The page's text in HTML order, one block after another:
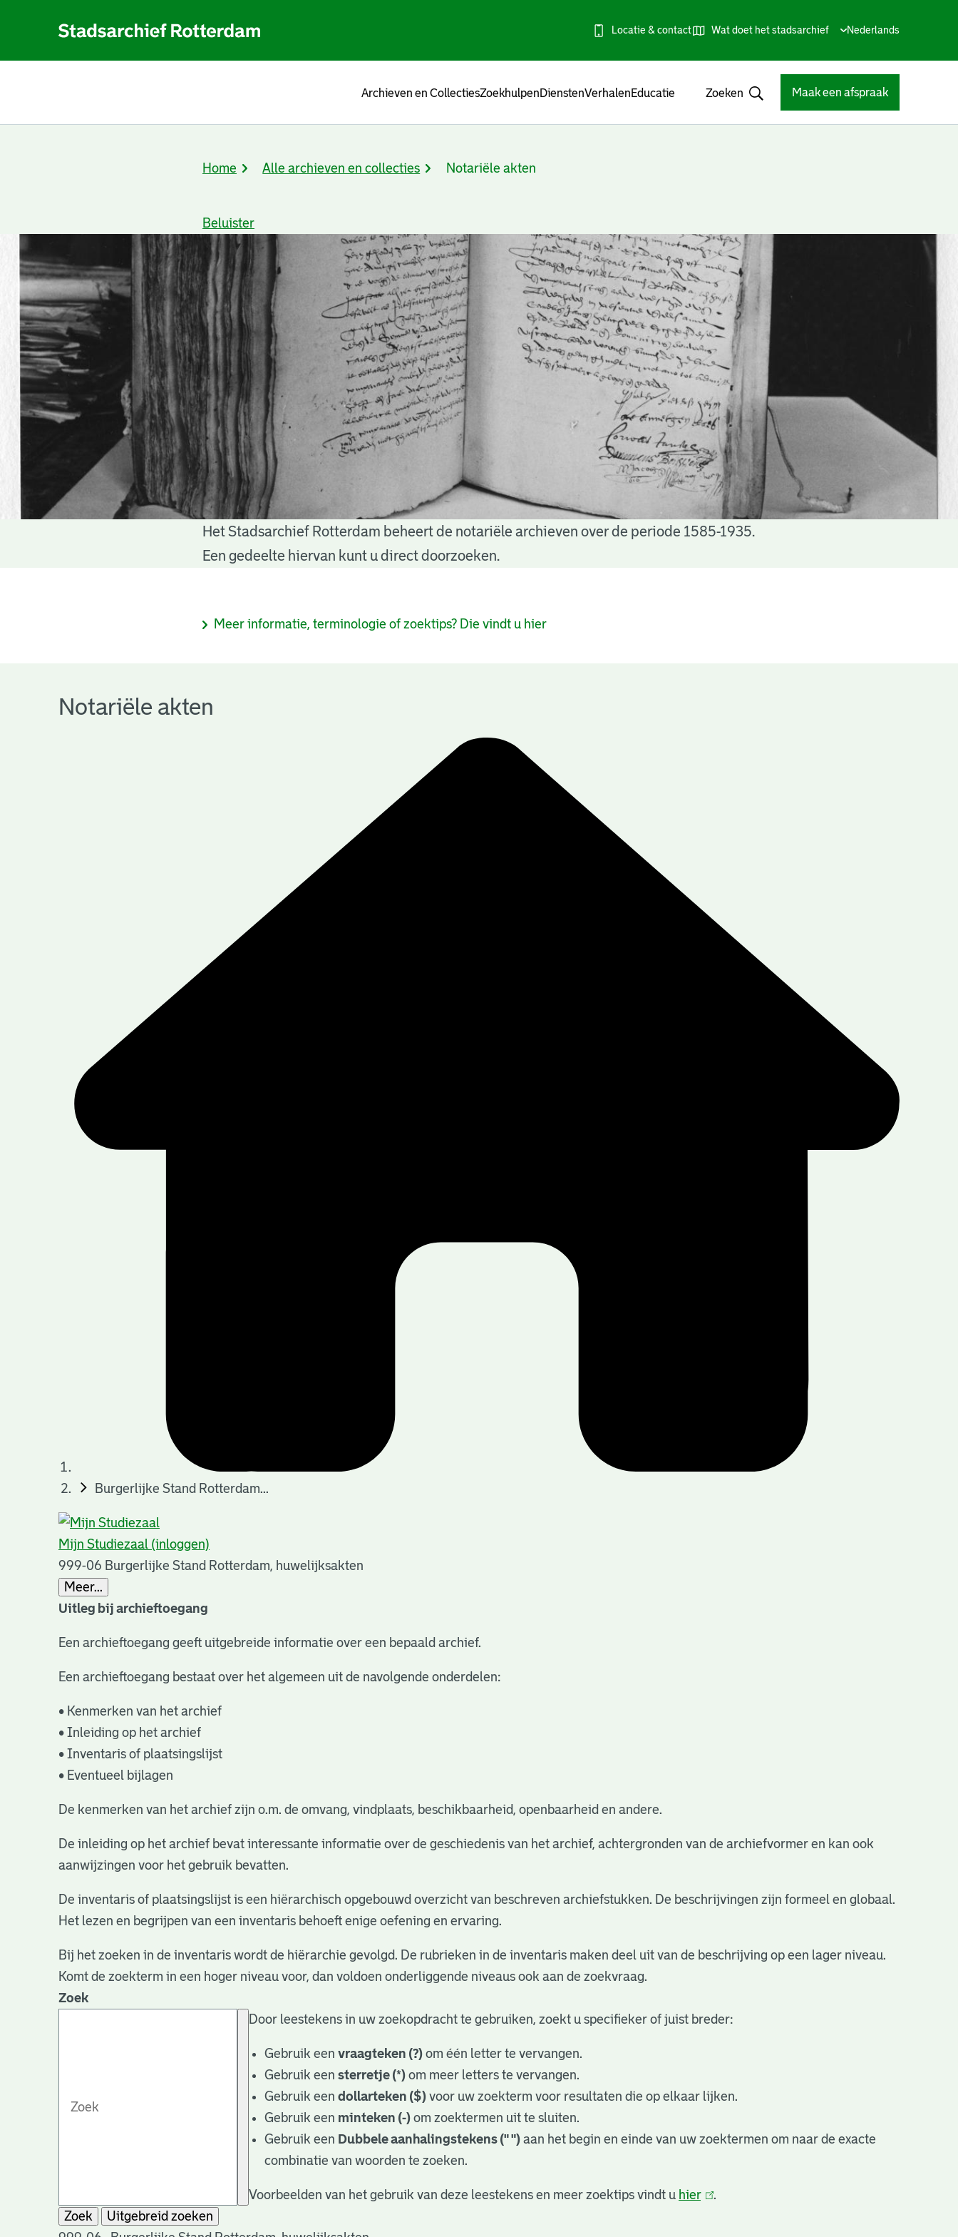
Locatie & contact Wat doet het stadsarchief
Huidige
Nederlands
Archieven en CollectiesZoekhulpenDienstenVerhalenEducatie Zoeken Maak een afspraak
Kruimelpad
Home Alle archieven en collecties Notariële akten
Beluister
Het Stadsarchief Rotterdam beheert de notariële archieven over de periode 1585-1935.
Een gedeelte hiervan kunt u direct doorzoeken.
Informatiepagina's
archieven
Meer informatie, terminologie of zoektips? Die vindt u hier
Notariële akten
Burgerlijke Stand Rotterdam...
Mijn Studiezaal (inloggen)
999-06 Burgerlijke Stand Rotterdam, huwelijksakten
Meer...
Uitleg bij archieftoegang
Een archieftoegang geeft uitgebreide informatie over een bepaald archief.
Een archieftoegang bestaat over het algemeen uit de navolgende onderdelen:
• Kenmerken van het archief
• Inleiding op het archief
• Inventaris of plaatsingslijst
• Eventueel bijlagen
De kenmerken van het archief zijn o.m. de omvang, vindplaats, beschikbaarheid, openbaarheid en andere.
De inleiding op het archief bevat interessante informatie over de geschiedenis van het archief, achtergronden van de archiefvormer en kan ook
aanwijzingen voor het gebruik bevatten.
De inventaris of plaatsingslijst is een hiërarchisch opgebouwd overzicht van beschreven archiefstukken. De beschrijvingen zijn formeel en globaal.
Het lezen en begrijpen van een inventaris behoeft enige oefening en ervaring.
Bij het zoeken in de inventaris wordt de hiërarchie gevolgd. De rubrieken in de inventaris maken deel uit van de beschrijving op een lager niveau.
Komt de zoekterm in een hoger niveau voor, dan voldoen onderliggende niveaus ook aan de zoekvraag.
Zoek
Door leestekens in uw zoekopdracht te gebruiken, zoekt u specifieker of juist breder:
Gebruik eenvraagteken (?) om één letter te vervangen.
Gebruik eensterretje (*) om meer letters te vervangen.
Gebruik eendollarteken ($) voor uw zoekterm voor resultaten die op elkaar lijken.
Gebruik een minteken (-) om zoektermen uit te sluiten.
Gebruik een Dubbele aanhalingstekens (" ") aan het begin en einde van uw zoektermen om naar de exacte
combinatie van woorden te zoeken.
Voorbeelden van het gebruik van deze leestekens en meer zoektips vindt u hier(link
.
Zoek
Uitgebreid zoeken